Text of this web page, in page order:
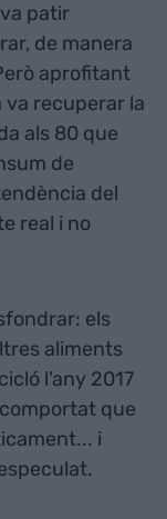
patir
de manera
aprofitant
recuperar la
als 80 que
de
del
real i no
els
aliments
l'any 2017
que
i